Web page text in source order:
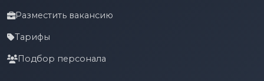
Разместить вакансию
Тарифы
Подбор персонала